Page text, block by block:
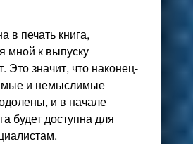
в печать книга,
мной к выпуску
Это значит, что наконец-
и немыслимые
и в начале
будет доступна для